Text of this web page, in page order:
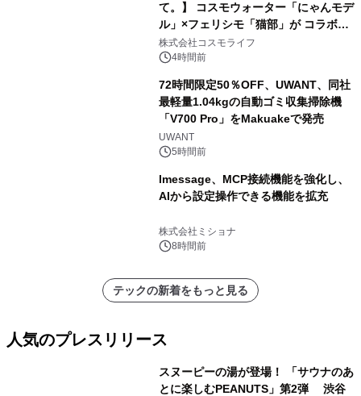
て。】 コスモウォーター「にゃんモデ
ル」×フェリシモ「猫部」が コラボキ
ャンペーンを実施
株式会社コスモライフ
4時間前
72時間限定50％OFF、UWANT、同社
最軽量1.04kgの自動ゴミ収集掃除機
「V700 Pro」をMakuakeで発売
UWANT
5時間前
lmessage、MCP接続機能を強化し、
AIから設定操作できる機能を拡充
株式会社ミショナ
8時間前
テックの新着をもっと見る
人気のプレスリリース
スヌーピーの湯が登場！ 「サウナのあ
とに楽しむPEANUTS」第2弾 渋谷